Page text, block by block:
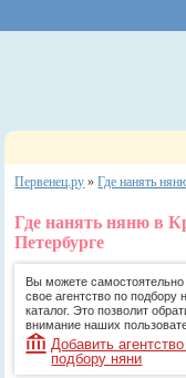
Первенец.ру »Где нанять
Где нанять няню в
Петербурге
Вы можете самостоятельно
свое агентство по подбору
каталог. Это позволит
внимание наших
Добавить
подбору няни